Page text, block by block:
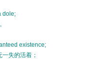
dole;
existence;
失的活着；